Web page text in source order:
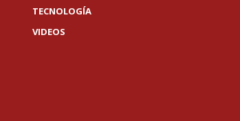
TECNOLOGÍA
VIDEOS